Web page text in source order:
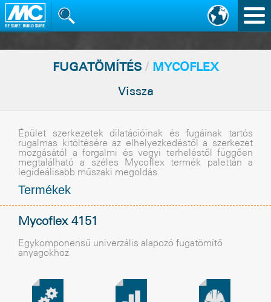
FUGATÖMÍTÉS / MYCOFLEX
Vissza
Épület szerkezetek dilatációinak és fugáinak tartós
rugalmas kitöltésére az elhelyezkedéstõl a szerkezet
mozgásától a forgalmi és vegyi terheléstõl függõen
megtalálható a széles Mycoflex termék palettán a
legideálisabb mûszaki megoldás.
Termékek
Mycoflex 4151
Egykomponensû univerzális alapozó fugatömítõ
anyagokhoz